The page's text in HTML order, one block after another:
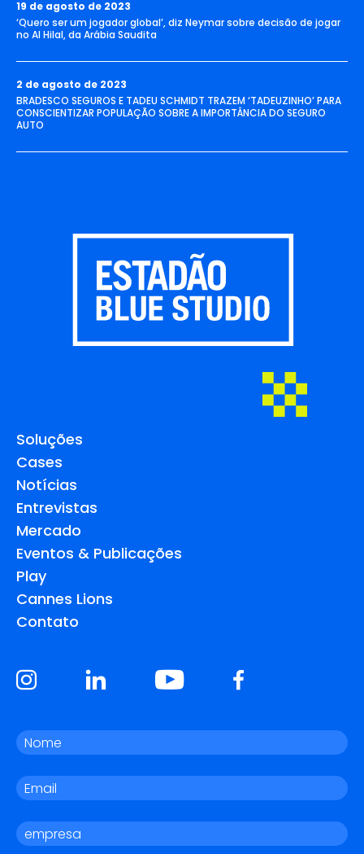
19 de agosto de 2023
‘Quero ser um jogador global’, diz Neymar sobre decisão de jogar
no Al Hilal, da Arábia Saudita
2 de agosto de 2023
BRADESCO SEGUROS E TADEU SCHMIDT TRAZEM ‘TADEUZINHO’ PARA
CONSCIENTIZAR POPULAÇÃO SOBRE A IMPORTÂNCIA DO SEGURO
AUTO
Soluções
Cases
Notícias
Entrevistas
Mercado
Eventos & Publicações
Play
Cannes Lions
Contato